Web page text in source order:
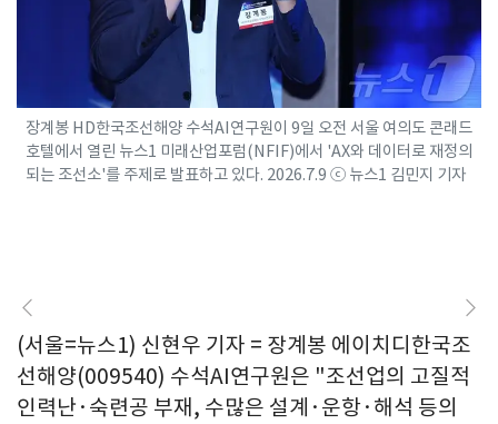
장계봉 HD한국조선해양 수석AI연구원이 9일 오전 서울 여의도 콘래드
호텔에서 열린 뉴스1 미래산업포럼(NFIF)에서 'AX와 데이터로 재정의
되는 조선소'를 주제로 발표하고 있다. 2026.7.9 ⓒ 뉴스1 김민지 기자
(서울=뉴스1) 신현우 기자 = 장계봉 에이치디한국조
선해양(009540) 수석AI연구원은 "조선업의 고질적
인력난·숙련공 부재, 수많은 설계·운항·해석 등의